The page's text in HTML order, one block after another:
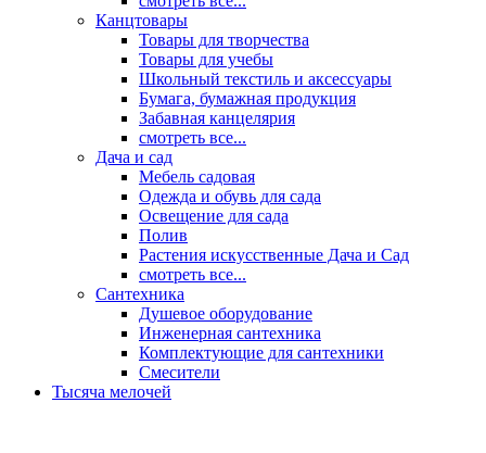
Канцтовары
Товары для творчества
Товары для учебы
Школьный текстиль и аксессуары
Бумага, бумажная продукция
Забавная канцелярия
смотреть все...
Дача и сад
Мебель садовая
Одежда и обувь для сада
Освещение для сада
Полив
Растения искусственные Дача и Сад
смотреть все...
Сантехника
Душевое оборудование
Инженерная сантехника
Комплектующие для сантехники
Смесители
Тысяча мелочей